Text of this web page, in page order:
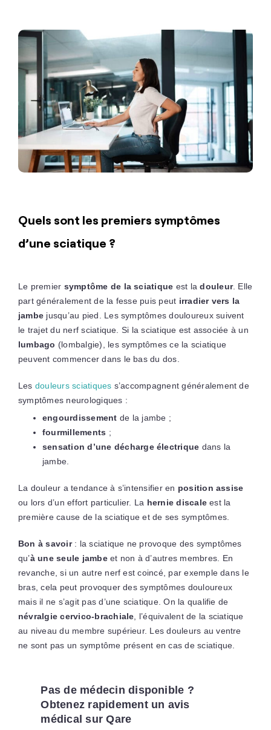
Quels sont les premiers symptômes
d’une sciatique ?
Le premier symptôme de la sciatique est ladouleur. Elle
part généralement de la fesse puis peut irradier vers la
jambe jusqu’au pied. Les symptômes douloureux suivent
le trajet du nerf sciatique. Si la sciatique est associée à un
lumbago (lombalgie), les symptômes ce la sciatique
peuvent commencer dans le bas du dos.
Les douleurs sciatiques s’accompagnent généralement de
symptômes neurologiques :
engourdissement de la jambe ;
fourmillements ;
sensation d’une décharge électrique dans la
jambe.
La douleur a tendance à s’intensifier en position assise
ou lors d’un effort particulier. La hernie discale est la
première cause de la sciatique et de ses symptômes.
Bon à savoir: la sciatique ne provoque des symptômes
qu’à une seule jambeet non à d’autres membres. En
revanche, si un autre nerf est coincé, par exemple dans le
bras, cela peut provoquer des symptômes douloureux
mais il ne s’agit pas d’une sciatique. On la qualifie de
névralgie cervico-brachiale , l’équivalent de la sciatique
au niveau du membre supérieur. Les douleurs au ventre
ne sont pas un symptôme présent en cas de sciatique.
Pas de médecin disponible ?
Obtenez rapidement un avis
médical sur Qare